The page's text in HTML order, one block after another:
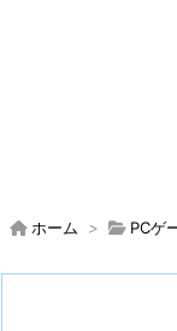
ホーム > PCゲ